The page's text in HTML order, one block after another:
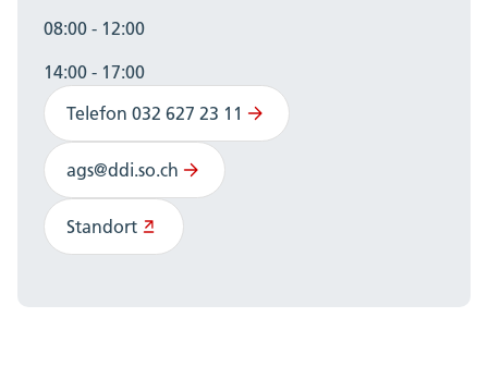
08:00 - 12:00
14:00 - 17:00
Telefon 032 627 23 11
ags@ddi.so.ch
Standort